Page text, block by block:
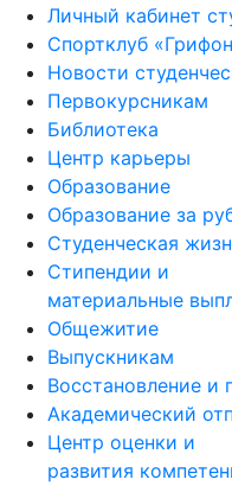
Личный кабинет
Спортклуб
Новости
Первокурсникам
Библиотека
Центр карьеры
Образование
Образование за
Студенческая
Стипендии и
материальные
Общежитие
Выпускникам
Восстановление и
Академический
Центр оценки и
развития